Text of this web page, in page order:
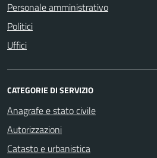
Personale amministrativo
Politici
Uffici
CATEGORIE DI SERVIZIO
Anagrafe e stato civile
Autorizzazioni
Catasto e urbanistica